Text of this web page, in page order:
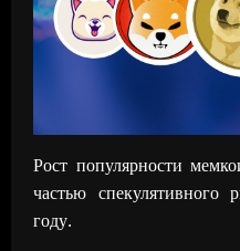
Рост популярности
частью
году.